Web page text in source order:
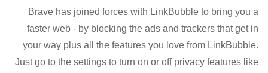
Brave has joined forces with LinkBubble to bring you a
faster web - by blocking the ads and trackers that get in
your way plus all the features you love from LinkBubble.
Just go to the settings to turn on or off privacy features like